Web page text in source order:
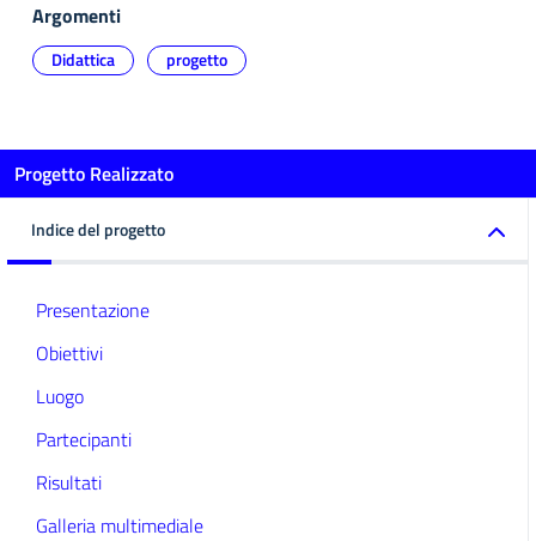
Argomenti
Didattica progetto
Progetto Realizzato
Indice del progetto
Presentazione
Obiettivi
Luogo
Partecipanti
Risultati
Galleria multimediale